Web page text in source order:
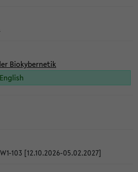
Biokybernetik
103 [12.10.2026-05.02.2027]